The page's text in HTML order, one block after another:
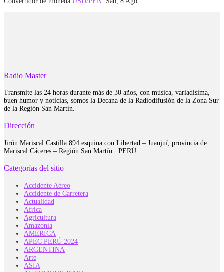
Radio Master
Transmite las 24 horas durante más de 30 años, con música, variadísima,
buen humor y noticias, somos la Decana de la Radiodifusión de la Zona Sur
de la Región San Martín.
Dirección
Jirón Mariscal Castilla 894 esquina con Libertad – Juanjuí, provincia de
Mariscal Cáceres – Región San Martín . PERÚ.
Categorías del sitio
Accidente Aéreo
Accidente de Carretera
Actualidad
Africa
Agricultura
Amazonía
AMERICA
APEC PERÚ 2024
ARGENTINA
Arte
ASIA